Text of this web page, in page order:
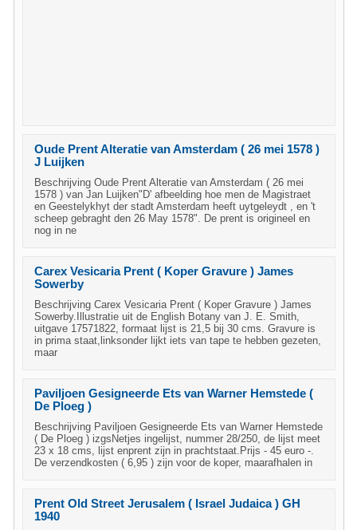
Oude Prent Alteratie van Amsterdam ( 26 mei 1578 )
J Luijken
Beschrijving Oude Prent Alteratie van Amsterdam ( 26 mei
1578 ) van Jan Luijken"D' afbeelding hoe men de Magistraet
en Geestelykhyt der stadt Amsterdam heeft uytgeleydt , en 't
scheep gebraght den 26 May 1578". De prent is origineel en
nog in ne
Carex Vesicaria Prent ( Koper Gravure ) James
Sowerby
Beschrijving Carex Vesicaria Prent ( Koper Gravure ) James
Sowerby.Illustratie uit de English Botany van J. E. Smith,
uitgave 17571822, formaat lijst is 21,5 bij 30 cms. Gravure is
in prima staat,linksonder lijkt iets van tape te hebben gezeten,
maar
Paviljoen Gesigneerde Ets van Warner Hemstede (
De Ploeg )
Beschrijving Paviljoen Gesigneerde Ets van Warner Hemstede
( De Ploeg ) izgsNetjes ingelijst, nummer 28/250, de lijst meet
23 x 18 cms, lijst enprent zijn in prachtstaat.Prijs - 45 euro -.
De verzendkosten ( 6,95 ) zijn voor de koper, maarafhalen in
Prent Old Street Jerusalem ( Israel Judaica ) GH
1940